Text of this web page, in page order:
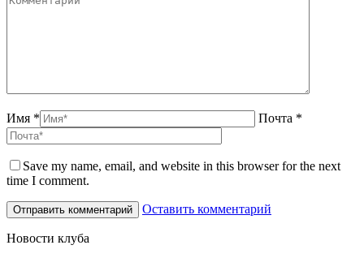
Имя * Почта *
Save my name, email, and website in this browser for the next
time I comment.
Оставить комментарий
Новости клуба